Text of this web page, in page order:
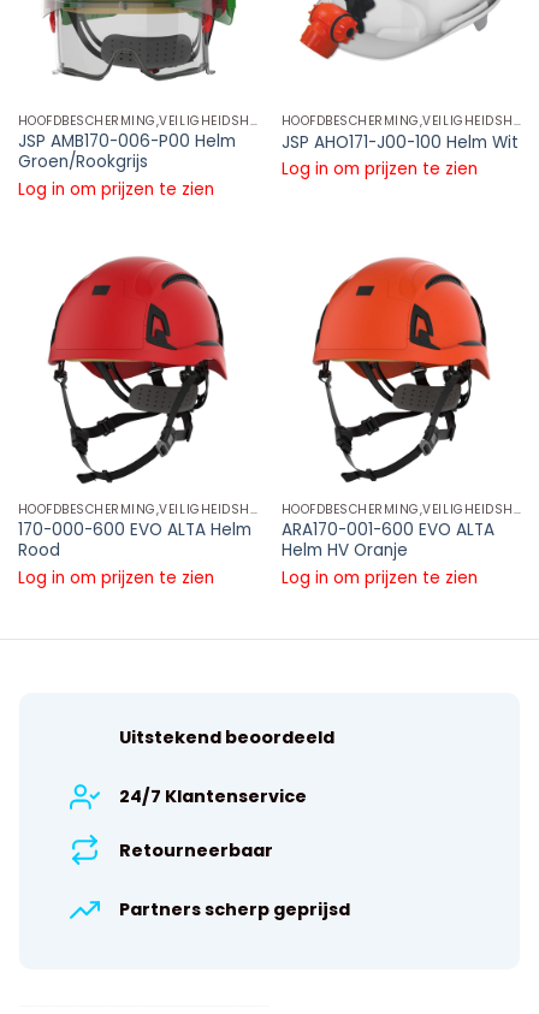
HOOFDBESCHERMING,VEILIGHEIDSHELMEN,VEILIGHEIDSHELM, ABS
JSP AMB170-006-P00 Helm
Groen/Rookgrijs
Log in om prijzen te zien
HOOFDBESCHERMING,VEILIGHEIDSHELMEN,VEILIGHEIDSHELM, ABS
JSP AHO171-J00-100 Helm Wit
Log in om prijzen te zien
HOOFDBESCHERMING,VEILIGHEIDSHELMEN,VEILIGHEIDSHELM, ABS
170-000-600 EVO ALTA Helm
Rood
Log in om prijzen te zien
HOOFDBESCHERMING,VEILIGHEIDSHELMEN,VEILIGHEIDSHELM, ABS
ARA170-001-600 EVO ALTA
Helm HV Oranje
Log in om prijzen te zien
Uitstekend beoordeeld
24/7 Klantenservice
Retourneerbaar
Partners scherp geprijsd